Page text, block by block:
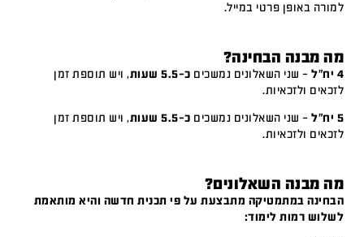
למורה באופן פרטי במייל.
מה מבנה הבחינה?
4 יח"ל – שני השאלונים נמשכים כ-5.5 שעות
, ויש תוספת זמן
לזכאים ולזכאיות.
5 יח"ל – שני השאלונים נמשכים כ-5.5 שעות
, ויש תוספת זמן
לזכאים ולזכאיות.
מה מבנה השאלונים?
הבחינה במתמטיקה מתבצעת על פי תכנית חדשה והיא מותאמת
לשלוש רמות לימוד: